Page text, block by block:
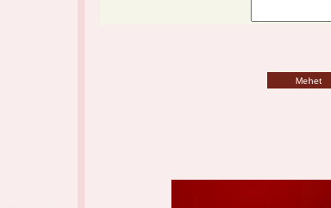
Mehet